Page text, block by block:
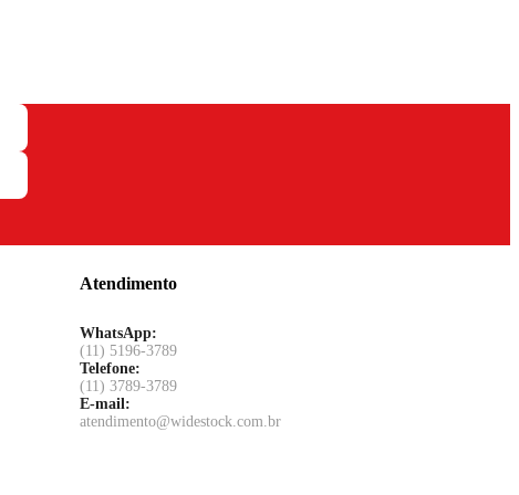
Atendimento
WhatsApp:
(11) 5196-3789
Telefone:
(11) 3789-3789
E-mail:
atendimento@widestock.com.br